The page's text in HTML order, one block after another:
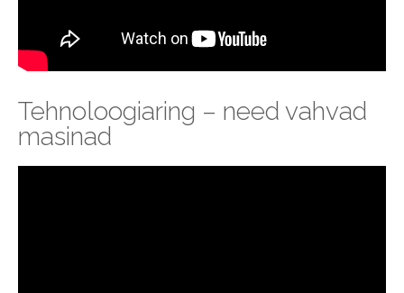
Tehnoloogiaring – need vahvad
masinad